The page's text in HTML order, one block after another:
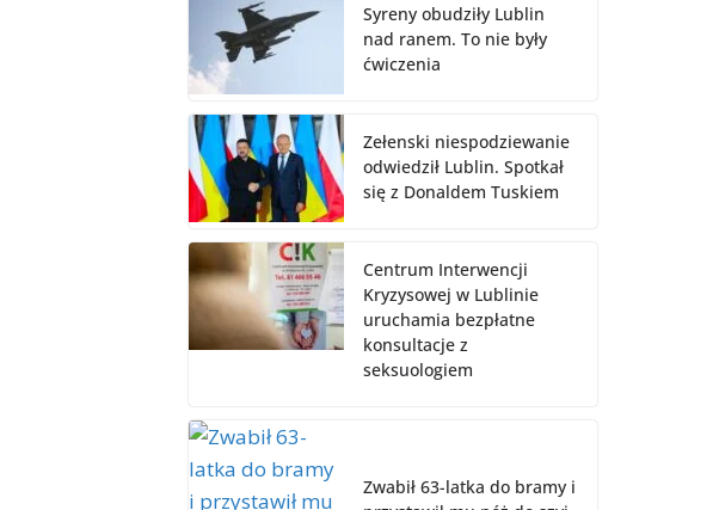
Syreny obudziły Lublin
nad ranem. To nie były
ćwiczenia
Zełenski niespodziewanie
odwiedził Lublin. Spotkał
się z Donaldem Tuskiem
Centrum Interwencji
Kryzysowej w Lublinie
uruchamia bezpłatne
konsultacje z
seksuologiem
Zwabił 63-latka do bramy i